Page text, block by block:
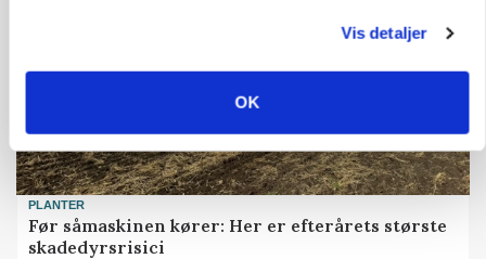
Vis detaljer
OK
PLANTER
Før såmaskinen kører: Her er efterårets største
skadedyrsrisici